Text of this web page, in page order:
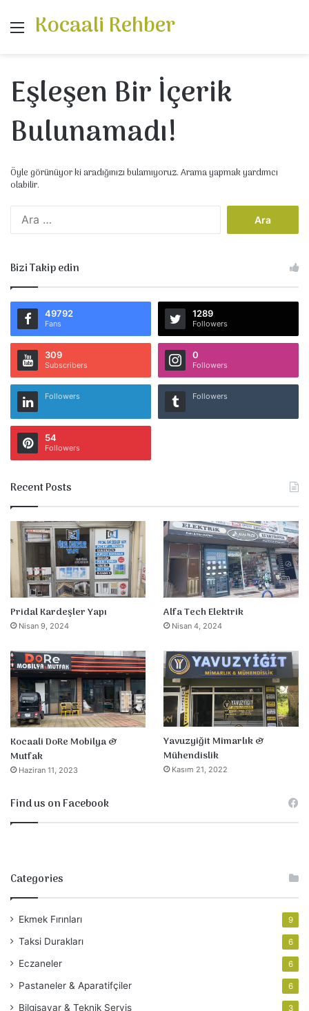
Menü
Kocaali Rehber
Eşleşen Bir İçerik
Bulunamadı!
Öyle görünüyor ki aradığınızı bulamıyoruz. Arama yapmak yardımcı
olabilir.
:
Bizi Takip edin
49792
Fans
1289
Followers
309
Subscribers
0
Followers
Followers Followers
54
Followers
Recent Posts
Pridal Kardeşler Yapı
Nisan 9, 2024
Alfa Tech Elektrik
Nisan 4, 2024
Kocaali DoRe Mobilya &
Mutfak
Haziran 11, 2023
Yavuzyiğit Mimarlık &
Mühendislik
Kasım 21, 2022
Find us on Facebook
Categories
Ekmek Fırınları 9
Taksi Durakları 6
Eczaneler 6
Pastaneler & Aparatifçiler 6
Bilgisayar & Teknik Servis 3